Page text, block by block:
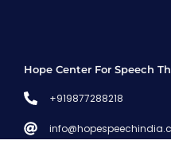
Hope Center For Speech
+919877288218